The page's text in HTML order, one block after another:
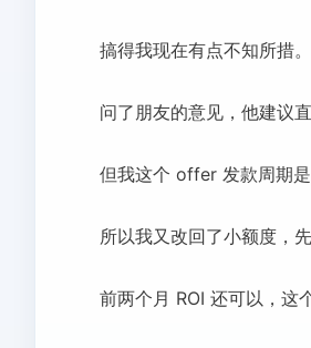
搞得我现在有点不知所措。
问了朋友的意见，他建议
但我这个 offer 发款周期是
所以我又改回了小额度，先
前两个月 ROI 还可以，这